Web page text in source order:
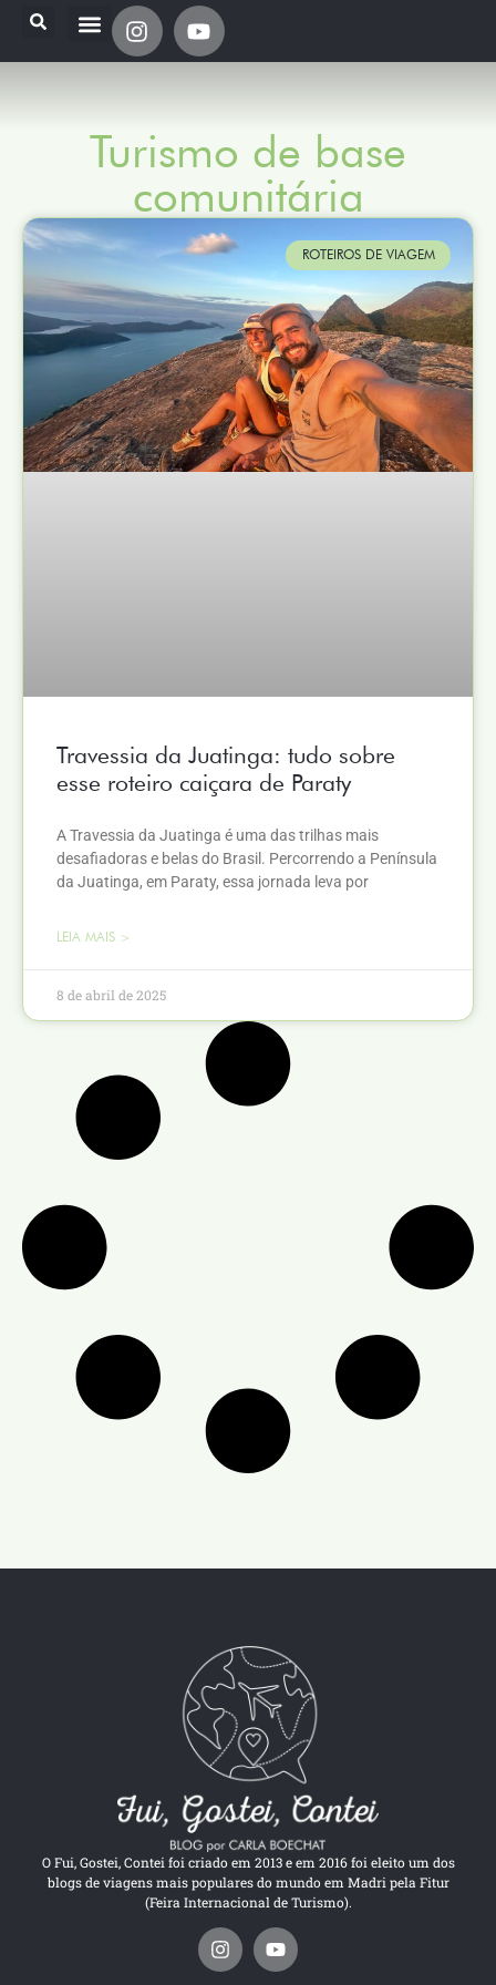
Turismo de base
comunitária
ROTEIROS DE VIAGEM
Travessia da Juatinga: tudo sobre
esse roteiro caiçara de Paraty
A Travessia da Juatinga é uma das trilhas mais
desafiadoras e belas do Brasil. Percorrendo a Península
da Juatinga, em Paraty, essa jornada leva por
LEIA MAIS >
8 de abril de 2025
O Fui, Gostei, Contei foi criado em 2013 e em 2016 foi eleito um dos
blogs de viagens mais populares do mundo em Madri pela Fitur
(Feira Internacional de Turismo).